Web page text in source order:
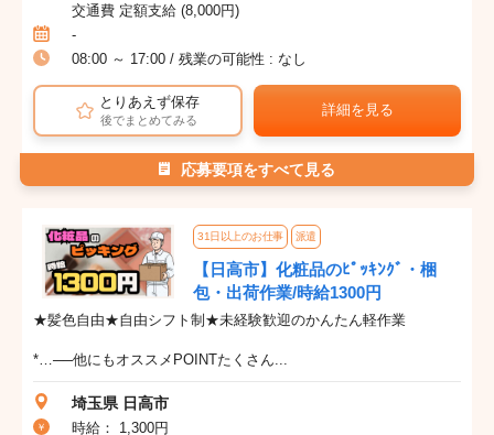
交通費 定額支給 (8,000円)
-
08:00 ～ 17:00 / 残業の可能性 : なし
とりあえず保存
後でまとめてみる
詳細を見る
応募要項をすべて見る
31日以上のお仕事 派遣
【日高市】化粧品のﾋﾟｯｷﾝｸﾞ・梱
包・出荷作業/時給1300円
★髪色自由★自由シフト制★未経験歓迎のかんたん軽作業
*…──他にもオススメPOINTたくさん...
埼玉県 日高市
時給： 1,300円